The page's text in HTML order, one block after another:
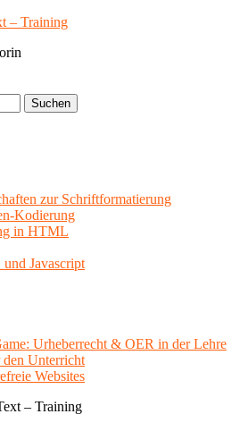
– Training
zur Schriftformatierung
Kodierung
in HTML
Javascript
Urheberrecht & OER in der Lehre
Unterricht
Websites